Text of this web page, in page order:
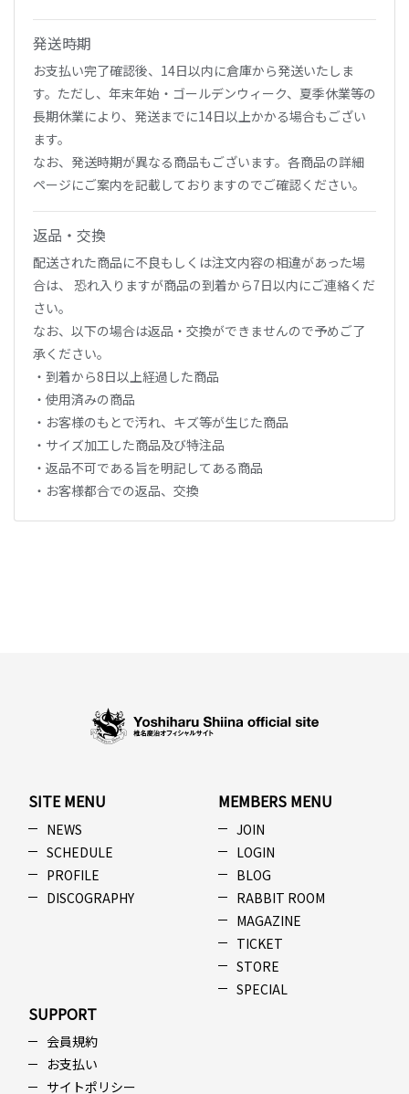
発送時期
お支払い完了確認後、14日以内に倉庫から発送いたしま
す。ただし、年末年始・ゴールデンウィーク、夏季休業等の
長期休業により、発送までに14日以上かかる場合もござい
ます。
なお、発送時期が異なる商品もございます。各商品の詳細
ページにご案内を記載しておりますのでご確認ください。
返品・交換
配送された商品に不良もしくは注文内容の相違があった場
合は、 恐れ入りますが商品の到着から7日以内にご連絡くだ
さい。
なお、以下の場合は返品・交換ができませんので予めご了
承ください。
・到着から8日以上経過した商品
・使用済みの商品
・お客様のもとで汚れ、キズ等が生じた商品
・サイズ加工した商品及び特注品
・返品不可である旨を明記してある商品
・お客様都合での返品、交換
SITE MENU
NEWS
SCHEDULE
PROFILE
DISCOGRAPHY
MEMBERS MENU
JOIN
LOGIN
BLOG
RABBIT ROOM
MAGAZINE
TICKET
STORE
SPECIAL
SUPPORT
会員規約
お支払い
サイトポリシー